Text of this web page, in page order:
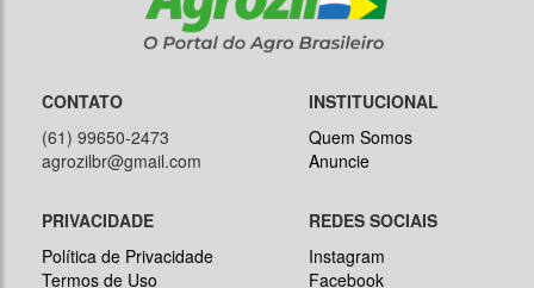
CONTATO
(61) 99650-2473
agrozilbr@gmail.com
INSTITUCIONAL
Quem Somos
Anuncie
PRIVACIDADE
Política de Privacidade
Termos de Uso
REDES SOCIAIS
Instagram
Facebook